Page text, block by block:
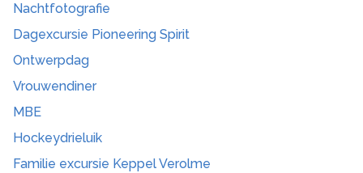
Nachtfotografie
Dagexcursie Pioneering Spirit
Ontwerpdag
Vrouwendiner
MBE
Hockeydrieluik
Familie excursie Keppel Verolme